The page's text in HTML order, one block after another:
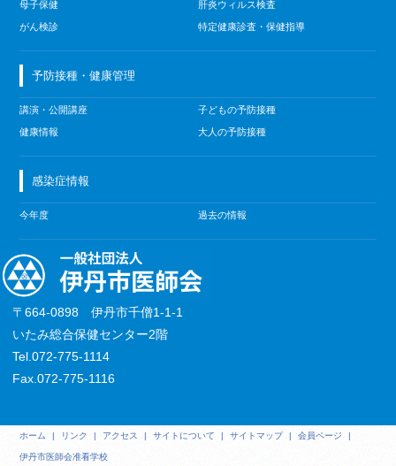
母子保健
がん検診
肝炎ウィルス検査
特定健康診査・保健指導
予防接種・健康管理
講演・公開講座
健康情報
子どもの予防接種
大人の予防接種
感染症情報
今年度 過去の情報
〒664-0898 伊丹市千僧1-1-1
いたみ総合保健センター2階
Tel.072-775-1114
Fax.072-775-1116
ホーム | リンク | アクセス | サイトについて | サイトマップ | 会員ページ |
伊丹市医師会准看学校